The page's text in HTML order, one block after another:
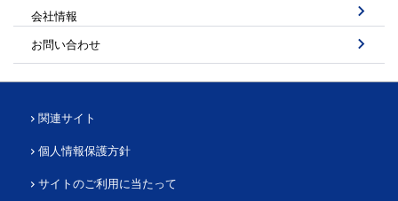
会社情報
お問い合わせ
関連サイト
個人情報保護方針
サイトのご利用に当たって